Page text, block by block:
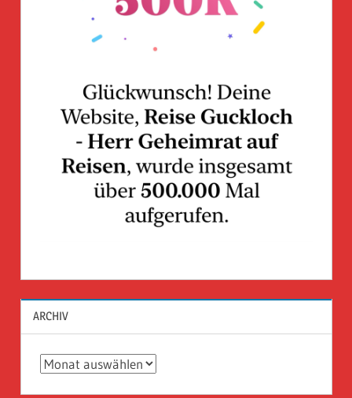
ARCHIV
Archiv